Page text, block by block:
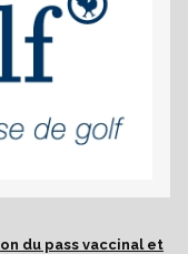
du pass vaccinal et